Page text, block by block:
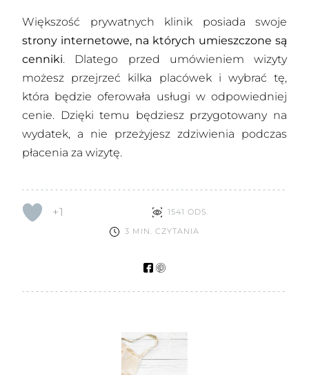
Większość prywatnych klinik posiada swoje
strony internetowe, na których umieszczone są
cenniki. Dlatego przed umówieniem wizyty
możesz przejrzeć kilka placówek i wybrać tę,
która będzie oferowała usługi w odpowiedniej
cenie. Dzięki temu będziesz przygotowany na
wydatek, a nie przeżyjesz zdziwienia podczas
płacenia za wizytę.
+1
1541 ODS.
3 MIN. CZYTANIA